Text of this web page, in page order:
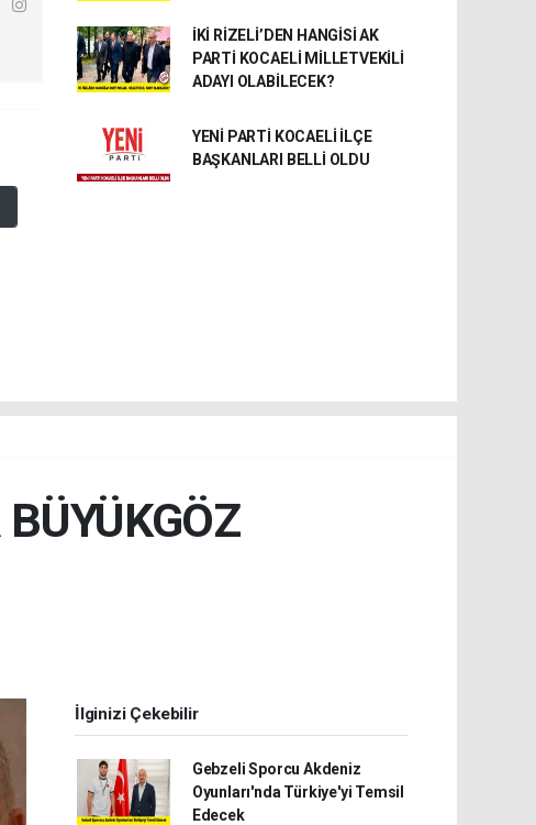
İKİ RİZELİ’DEN HANGİSİ AK
PARTİ KOCAELİ MİLLETVEKİLİ
ADAYI OLABİLECEK?
YENİ PARTİ KOCAELİ İLÇE
BAŞKANLARI BELLİ OLDU
İlginizi Çekebilir
Gebzeli Sporcu Akdeniz
Oyunları'nda Türkiye'yi Temsil
Edecek